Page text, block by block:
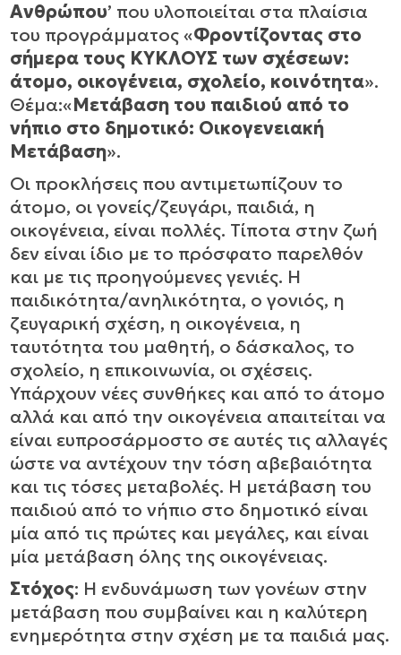
Ανθρώπου’ που υλοποιείται στα πλαίσια
του προγράμματος «Φροντίζοντας στο
σήμερα τους ΚΥΚΛΟΥΣ των σχέσεων:
άτομο, οικογένεια, σχολείο, κοινότητα».
Θέμα:«Μετάβαση του παιδιού από το
νήπιο στο δημοτικό: Οικογενειακή
Μετάβαση».
Οι προκλήσεις που αντιμετωπίζουν το
άτομο, οι γονείς/ζευγάρι, παιδιά, η
οικογένεια, είναι πολλές. Τίποτα στην ζωή
δεν είναι ίδιο με το πρόσφατο παρελθόν
και με τις προηγούμενες γενιές. Η
παιδικότητα/ανηλικότητα, ο γονιός, η
ζευγαρική σχέση, η οικογένεια, η
ταυτότητα του μαθητή, ο δάσκαλος, το
σχολείο, η επικοινωνία, οι σχέσεις.
Υπάρχουν νέες συνθήκες και από το άτομο
αλλά και από την οικογένεια απαιτείται να
είναι ευπροσάρμοστο σε αυτές τις αλλαγές
ώστε να αντέχουν την τόση αβεβαιότητα
και τις τόσες μεταβολές. Η μετάβαση του
παιδιού από το νήπιο στο δημοτικό είναι
μία από τις πρώτες και μεγάλες, και είναι
μία μετάβαση όλης της οικογένειας.
Στόχος: Η ενδυνάμωση των γονέων στην
μετάβαση που συμβαίνει και η καλύτερη
ενημερότητα στην σχέση με τα παιδιά μας.